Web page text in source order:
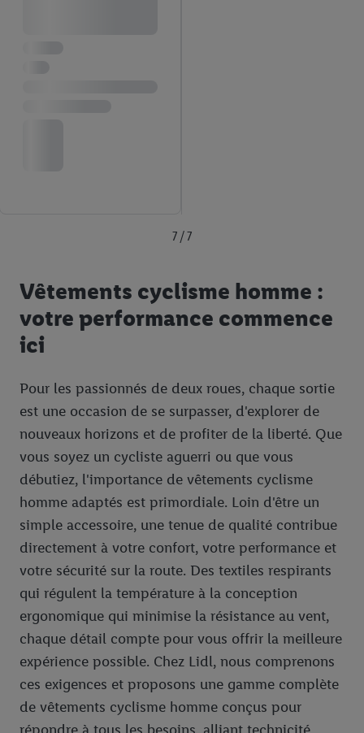
7 / 7
Vêtements cyclisme homme :
votre performance commence
ici
Pour les passionnés de deux roues, chaque sortie
est une occasion de se surpasser, d'explorer de
nouveaux horizons et de profiter de la liberté. Que
vous soyez un cycliste aguerri ou que vous
débutiez, l'importance de vêtements cyclisme
homme adaptés est primordiale. Loin d'être un
simple accessoire, une tenue de qualité contribue
directement à votre confort, votre performance et
votre sécurité sur la route. Des textiles respirants
qui régulent la température à la conception
ergonomique qui minimise la résistance au vent,
chaque détail compte pour vous offrir la meilleure
expérience possible. Chez Lidl, nous comprenons
ces exigences et proposons une gamme complète
de vêtements cyclisme homme conçus pour